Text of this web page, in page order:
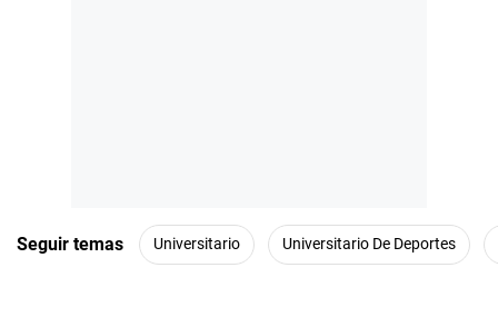
Seguir temas Universitario Universitario De Deportes